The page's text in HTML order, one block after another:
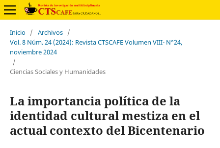
Inicio / Archivos /
Vol. 8 Núm. 24 (2024): Revista CTSCAFE Volumen VIII- N°24,
noviembre 2024
/
Ciencias Sociales y Humanidades
La importancia política de la
identidad cultural mestiza en el
actual contexto del Bicentenario